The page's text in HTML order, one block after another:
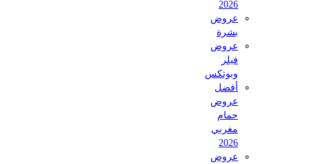
عروض
بشرة
عروض
وبوتكس
أفضل
عروض
حمام
مغربي
عروض